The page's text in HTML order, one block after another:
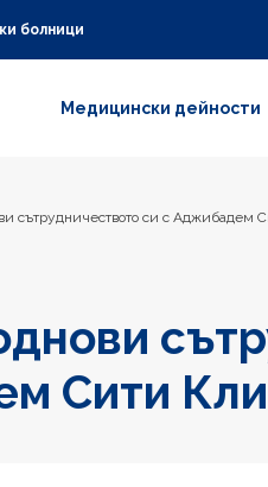
болници
Медицински дейности
сътрудничеството си с Аджибадем
Сити